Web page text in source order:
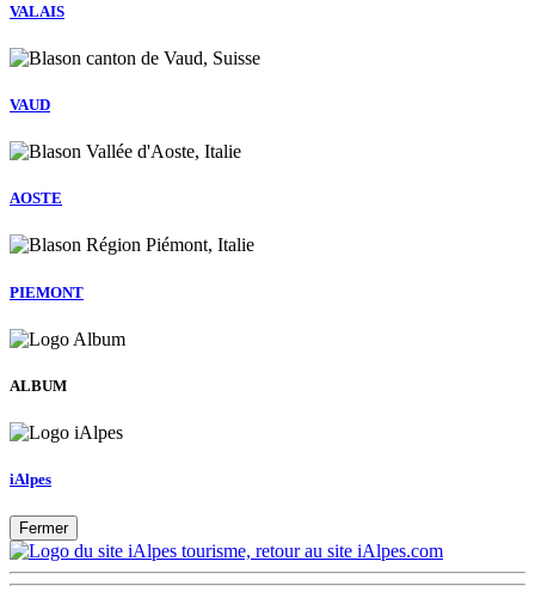
VALAIS
VAUD
AOSTE
PIEMONT
ALBUM
iAlpes
Fermer